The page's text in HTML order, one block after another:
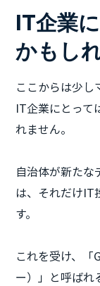
IT企業
かもし
ここからは少し
IT企業にとって
れません。
自治体が新たな
は、それだけIT
す。
これを受け、「
ー）」と呼ばれ